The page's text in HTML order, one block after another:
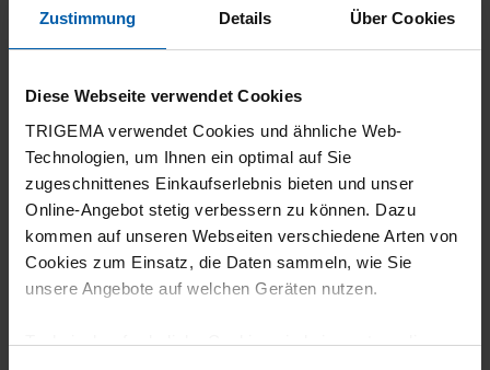
Zustimmung Details Über Cookies
Diese Webseite verwendet Cookies
TRIGEMA verwendet Cookies und ähnliche Web-
Technologien, um Ihnen ein optimal auf Sie
zugeschnittenes Einkaufserlebnis bieten und unser
Online-Angebot stetig verbessern zu können. Dazu
kommen auf unseren Webseiten verschiedene Arten von
Cookies zum Einsatz, die Daten sammeln, wie Sie
unsere Angebote auf welchen Geräten nutzen.
Technisch erforderliche Cookies sind eine notwendige
5
Gute qualität und gute versrbeitung
5